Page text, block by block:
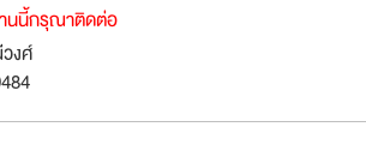
านนี้กรุณาติดต่อ
งศ์